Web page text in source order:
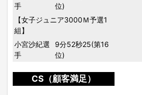
手
位)
【女子ジュニア3000Ｍ予選1
組】
小宮沙紀選
手
9分52秒25(第16
位)
CS（顧客満足）